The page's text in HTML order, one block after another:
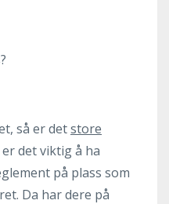
så er detstore
det viktig å ha
på plass som
Da har dere på